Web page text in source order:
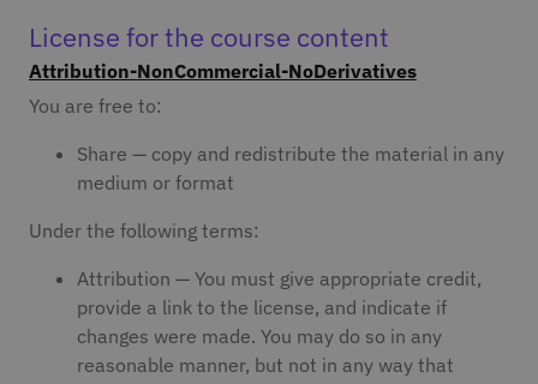
License for the course content
Attribution-NonCommercial-NoDerivatives
You are free to:
Share — copy and redistribute the material in any
medium or format
Under the following terms:
Attribution — You must give appropriate credit,
provide a link to the license, and indicate if
changes were made. You may do so in any
reasonable manner, but not in any way that